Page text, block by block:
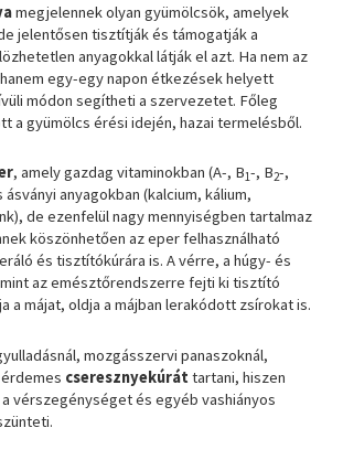
megjelennek olyan gyümölcsök, amelyek
jelentősen tisztítják és támogatják a
anyagokkal látják el azt. Ha nem az
egy-egy napon étkezések helyett
módon segítheti a szervezetet. Főleg
a gyümölcs érési idején, hazai termelésből.
, amely gazdag vitaminokban (A-, B1-, B2-,
anyagokban (kalcium, kálium,
de ezenfelül nagy mennyiségben tartalmaz
köszönhetően az eper felhasználható
és tisztítókúrára is. A vérre, a húgy- és
az emésztőrendszerre fejti ki tisztító
a májat, oldja a májban lerakódott zsírokat is.
mozgásszervi panaszoknál,
cseresznyekúrát tartani, hiszen
vérszegénységet és egyéb vashiányos